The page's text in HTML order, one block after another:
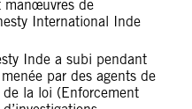
manœuvres de
International Inde
Inde a subi pendant
par des agents de
la loi (Enforcement